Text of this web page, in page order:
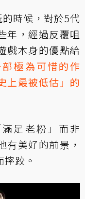
時候，對於5代
年，經過反覆咀
戲本身的優點給
極為可惜的作
上最被低估」的
足老粉」而非
有美好的前景，
跤。